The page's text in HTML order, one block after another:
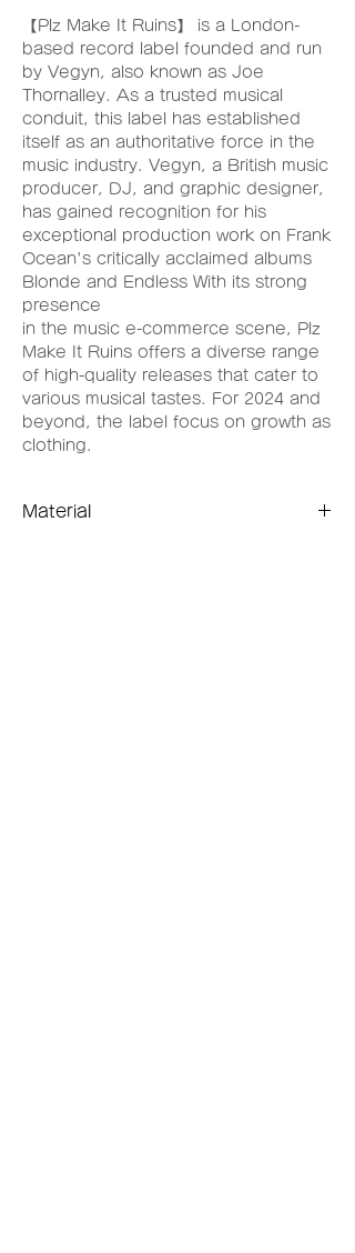
【Plz Make It Ruins】 is a London-
based record label founded and run
by Vegyn, also known as Joe
Thornalley. As a trusted musical
conduit, this label has established
itself as an authoritative force in the
music industry. Vegyn, a British music
producer, DJ, and graphic designer,
has gained recognition for his
exceptional production work on Frank
Ocean's critically acclaimed albums
Blonde and Endless With its strong
presence
in the music e-commerce scene, Plz
Make It Ruins offers a diverse range
of high-quality releases that cater to
various musical tastes. For 2024 and
beyond, the label focus on growth as
clothing.
Material